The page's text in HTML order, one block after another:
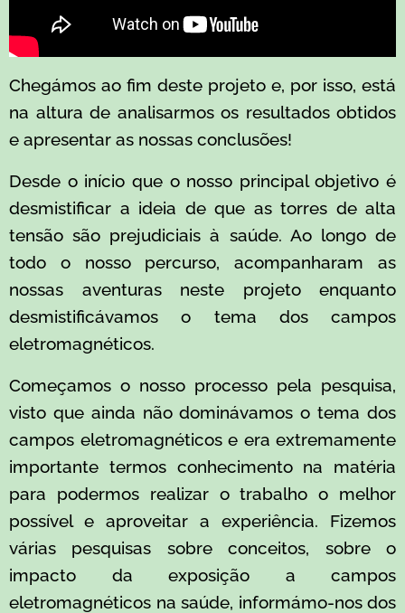
Chegámos ao fim deste projeto e, por isso, está
na altura de analisarmos os resultados obtidos
e apresentar as nossas conclusões!
Desde o início que o nosso principal objetivo é
desmistificar a ideia de que as torres de alta
tensão são prejudiciais à saúde. Ao longo de
todo o nosso percurso, acompanharam as
nossas aventuras neste projeto enquanto
desmistificávamos o tema dos campos
eletromagnéticos​.
Começamos o nosso processo pela pesquisa,
visto que ainda não dominávamos o tema dos
campos eletromagnéticos e era extremamente
importante termos conhecimento na matéria
para podermos realizar o trabalho o melhor
possível e aproveitar a experiência. Fizemos
várias pesquisas sobre conceitos, sobre o
impacto da exposição a campos
eletromagnéticos na saúde, informámo-nos dos